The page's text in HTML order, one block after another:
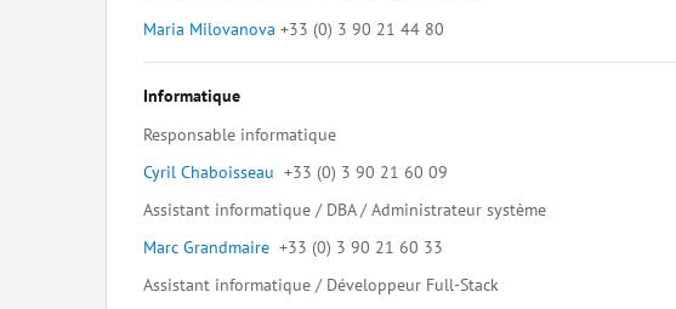
Maria Milovanova +33 (0) 3 90 21 44 80
Informatique
Responsable informatique
Cyril Chaboisseau +33 (0) 3 90 21 60 09
Assistant informatique / DBA / Administrateur système
Marc Grandmaire +33 (0) 3 90 21 60 33
Assistant informatique / Développeur Full-Stack